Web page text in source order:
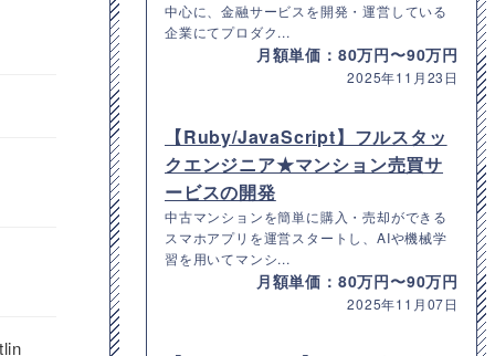
中心に、金融サービスを開発・運営している
企業にてプロダク...
月額単価：80万円〜90万円
2025年11月23日
【Ruby/JavaScript】フルスタッ
クエンジニア★マンション売買サ
ービスの開発
中古マンションを簡単に購入・売却ができる
スマホアプリを運営スタートし、AIや機械学
習を用いてマンシ...
月額単価：80万円〜90万円
2025年11月07日